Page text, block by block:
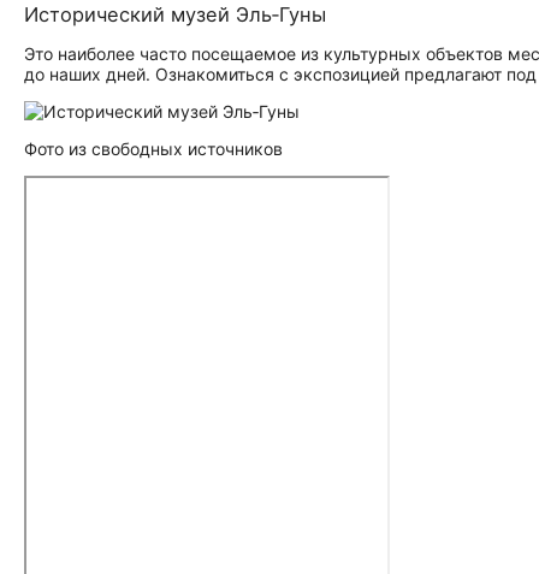
Исторический музей Эль‑Гуны
Это наиболее часто посещаемое из культурных объектов
до наших дней. Ознакомиться с экспозицией предлагают
Фото из свободных источников